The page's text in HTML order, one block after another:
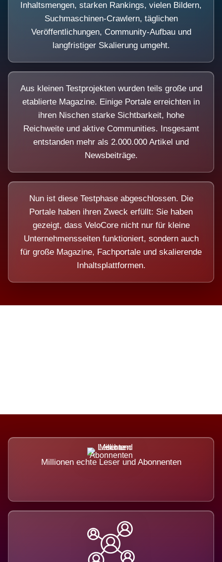
Inhaltsmengen, starken Rankings, vielen Bildern,
Suchmaschinen-Crawlern, täglichen
Veröffentlichungen, Community-Aufbau und
langfristiger Skalierung umgeht.
Aus kleinen Testprojekten wurden teils große und
etablierte Magazine. Einige Portale erreichten in
ihren Nischen starke Sichtbarkeit, hohe
Reichweite und aktive Communities. Insgesamt
entstanden mehr als 2.000.000 Artikel und
Newsbeiträge.
Nun ist diese Testphase abgeschlossen. Die
Portale haben ihren Zweck erfüllt: Sie haben
gezeigt, dass VeloCore nicht nur für kleine
Unternehmensseiten funktioniert, sondern auch
für große Magazine, Fachportale und skalierende
Inhaltsplattformen.
Millionen echte Leser und Abonnenten